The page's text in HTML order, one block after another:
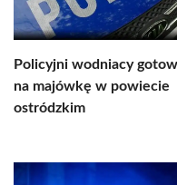
Policyjni wodniacy
na majówkę w powiecie
ostródzkim